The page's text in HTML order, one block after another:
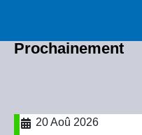
Prochainement
20 Aoû 2026